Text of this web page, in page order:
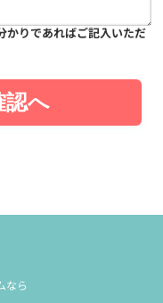
かりであればご記入いただ
認へ
なら